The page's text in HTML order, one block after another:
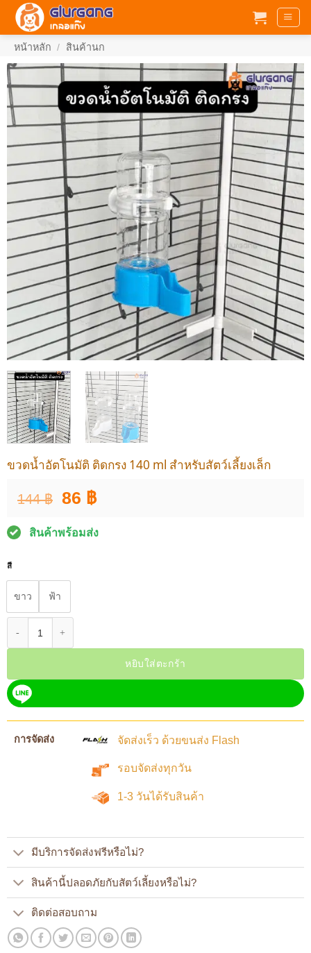
ข้าม
หน้าหลัก / สินค้านก
ขวดน้ำอัตโนมัติ ติดกรง 140 ml สำหรับสัตว์เลี้ยงเล็ก
144฿ Original
was:
86 ฿Current
is:
สินค้าพร้อมส่ง
สี
ขาว ฟ้า
หยิบใส่ตะกร้า
การจัดส่ง จัดส่งเร็ว ด้วยขนส่ง Flash
รอบจัดส่งทุกวัน
1-3 วันได้รับสินค้า
มีบริการจัดส่งฟรีหรือไม่?
สินค้านี้ปลอดภัยกับสัตว์เลี้ยงหรือไม่?
ติดต่อสอบถาม